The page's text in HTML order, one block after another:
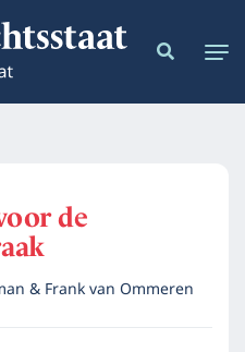
de
& Frank van Ommeren